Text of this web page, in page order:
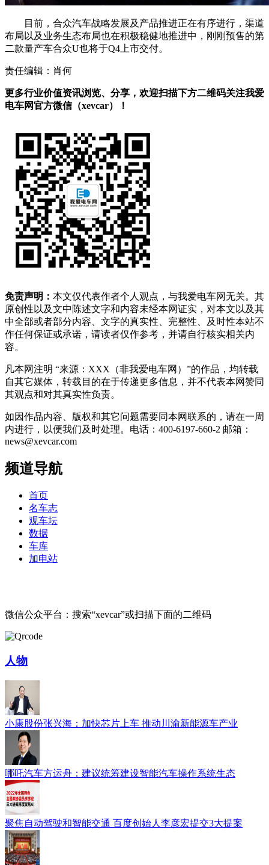
目前，合众汽车战略发展及产品推进正在有序进行，渠道
布局以及业务生态布局也在积极稳健地推进中，刚刚预售的第
二款量产车合众U也将于Q4上市交付。
责任编辑：肖何
更多行业价值资讯浏览、分享，欢迎扫描下方二维码关注我爱
电车网官方微信（xevcar）！
免责声明： 本文仅代表作者个人观点，与我爱电车网无关。其
原创性以及文中陈述文字和内容未经本网证实，对本文以及其
中全部或者部分内容、文字的真实性、完整性、及时性本站不
作任何保证或承诺，请读者仅作参考，并请自行核实相关内
容。
凡本网注明 “来源：XXX（非我爱电车网）”的作品，均转载
自其它媒体，转载目的在于传递更多信息，并不代表本网赞同
其观点和对其真实性负责。
如因作品内容、版权和其它问题需要同本网联系的，请在一周
内进行，以便我们及时处理。电话：400-6197-660-2 邮箱：
news@xevcar.com
频道导航
首页
名车志
观车坛
数据
车库
加电站
微信公众平台：搜索“xevcar”或扫描下面的二维码
人物
小康股份张兴海：加快芯片上车 推动川渝新能源车产业
哪吒汽车方运舟：建议统筹建设智能汽车操作系统生态
聚焦自动驾驶和智能交通 百度创始人李彦宏提交3大提案